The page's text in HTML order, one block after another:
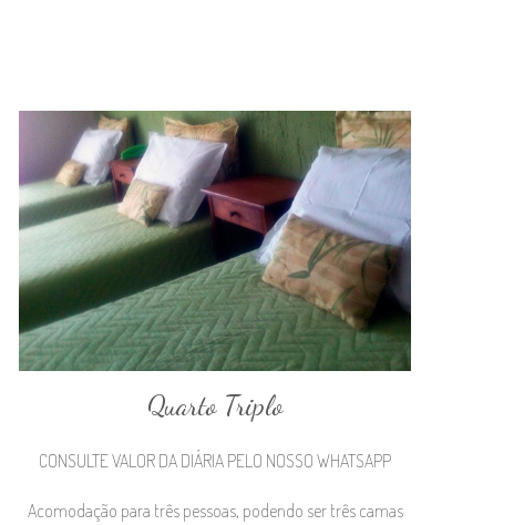
Quarto Triplo
CONSULTE VALOR DA DIÁRIA PELO NOSSO WHATSAPP
Acomodação para três pessoas, podendo ser três camas